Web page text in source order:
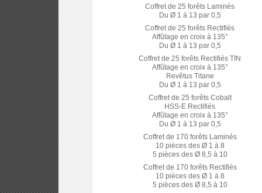
Coffret de 25 forêts Laminés
Du Ø 1 à 13 par 0,5
Coffret de 25 forêts Rectifiés
Affûtage en croix à 135°
Du Ø 1 à 13 par 0,5
Coffret de 25 forêts Rectifiés TIN
Affûtage en croix à 135°
Revêtus Titane
Du Ø 1 à 13 par 0,5
Coffret de 25 forêts Cobalt
HSS-E Rectifiés
Affûtage en croix à 135°
Du Ø 1 à 13 par 0,5
Coffret de 170 forêts Laminés
10 pièces des Ø 1 à 8
5 pièces des Ø 8,5 à 10
Coffret de 170 forêts Rectifiés
10 pièces des Ø 1 à 8
5 pièces des Ø 8,5 à 10